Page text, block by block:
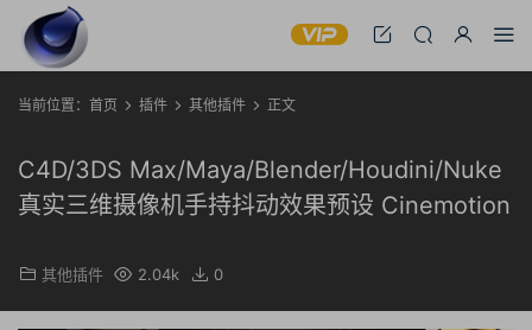
当前位置： 首页 插件 其他插件 正文
C4D/3DS Max/Maya/Blender/Houdini/Nuke
真实三维摄像机手持抖动效果预设 Cinemotion
其他插件 2.04k 0